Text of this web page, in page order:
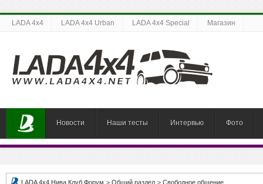
LADA 4x4 LADA 4x4 Urban LADA 4x4 Special Магазин
Новости Наши тесты Интервью Фото
LADA 4x4 Нива Клуб Форум > Общий раздел > Свободное общение